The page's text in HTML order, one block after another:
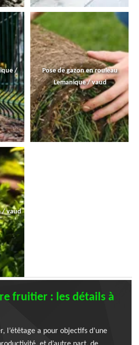
/
Pose de gazon en rouleau
Lemanique / vaud
/ vaud
fruitier : les détails à
l’étêtage a pour objectifs d’une